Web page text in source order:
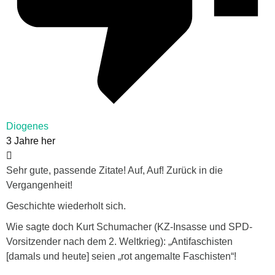
Diogenes
3 Jahre her
Sehr gute, passende Zitate! Auf, Auf! Zurück in die
Vergangenheit!
Geschichte wiederholt sich.
Wie sagte doch Kurt Schumacher (KZ-Insasse und SPD-
Vorsitzender nach dem 2. Weltkrieg): „Antifaschisten
[damals und heute] seien „rot angemalte Faschisten“!